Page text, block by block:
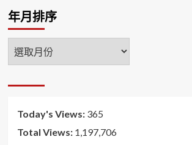
年月排序
年
月
序
Today's Views: 365
Total Views: 1,197,706